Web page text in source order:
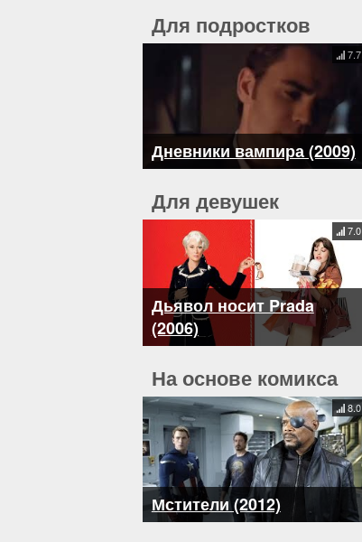
Для подростков
Дневники вампира (2009)
7.7
Для девушек
Дьявол носит Prada
(2006)
7.0
На основе комикса
Мстители (2012)
8.0